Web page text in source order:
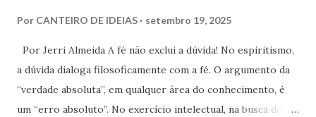
Por CANTEIRO DE IDEIAS setembro 19, 2025
Por Jerri Almeida A fé não exclui a dúvida! No espiritismo,
a dúvida dialoga filosoficamente com a fé. O argumento da
“verdade absoluta”, em qualquer área do conhecimento, é
um “erro absoluto”. No exercício intelectual, na busca do